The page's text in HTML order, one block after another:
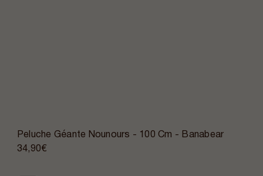
Peluche Géante Nounours - 100 Cm - Banabear
34,90€